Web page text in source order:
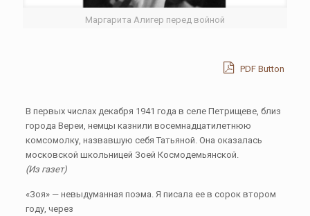
Маргарита Алигер перед войной
PDF Button
В первых числах декабря 1941 года в селе Петрищеве, близ
города Вереи, немцы казнили восемнадцатилетнюю
комсомолку, назвавшую себя Татьяной. Она оказалась
московской школьницей Зоей Космодемьянской.
(Из газет)
«Зоя» — невыдуманная поэма. Я писала ее в сорок втором
году, через